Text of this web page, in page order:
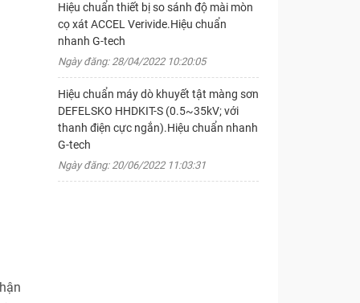
Hiệu chuẩn thiết bị so sánh độ mài mòn
cọ xát ACCEL Verivide.Hiệu chuẩn
nhanh G-tech
Ngày đăng: 28/04/2022 10:20:05
Hiệu chuẩn máy dò khuyết tật màng sơn
DEFELSKO HHDKIT-S (0.5~35kV; với
thanh điện cực ngắn).Hiệu chuẩn nhanh
G-tech
Ngày đăng: 20/06/2022 11:03:31